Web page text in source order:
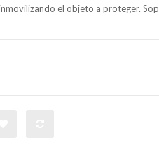
el objeto a proteger.